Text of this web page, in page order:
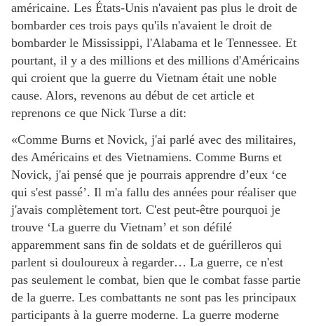
américaine. Les États-Unis n'avaient pas plus le droit de
bombarder ces trois pays qu'ils n'avaient le droit de
bombarder le Mississippi, l'Alabama et le Tennessee. Et
pourtant, il y a des millions et des millions d'Américains
qui croient que la guerre du Vietnam était une noble
cause. Alors, revenons au début de cet article et
reprenons ce que Nick Turse a dit:
«Comme Burns et Novick, j'ai parlé avec des militaires,
des Américains et des Vietnamiens. Comme Burns et
Novick, j'ai pensé que je pourrais apprendre d’eux ‘ce
qui s'est passé’. Il m'a fallu des années pour réaliser que
j'avais complètement tort. C'est peut-être pourquoi je
trouve ‘La guerre du Vietnam’ et son défilé
apparemment sans fin de soldats et de guérilleros qui
parlent si douloureux à regarder… La guerre, ce n'est
pas seulement le combat, bien que le combat fasse partie
de la guerre. Les combattants ne sont pas les principaux
participants à la guerre moderne. La guerre moderne